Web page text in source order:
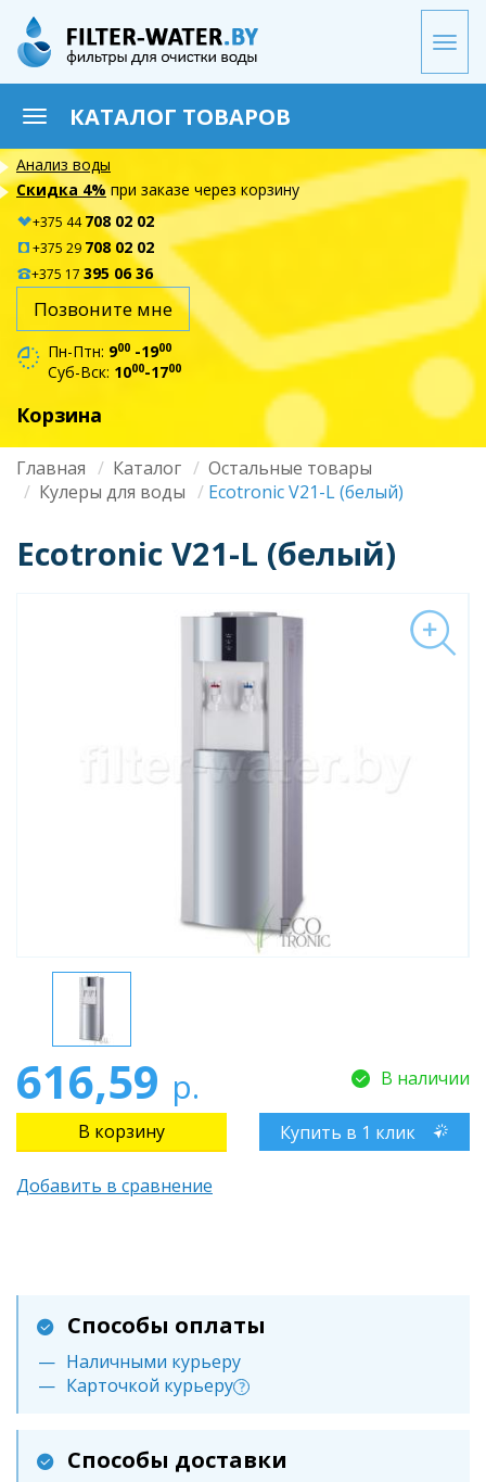
Перейти
основному
содержанию
ToggleКАТАЛОГ ТОВАРОВ
Анализ воды
Скидка 4%при заказе через корзину
+375 44708 02 02
+375 29 708 02 02
+375 17 395 06 36
Позвоните мне
Пн-Птн: 900 -1900
Суб-Вск: 1000-1700
Корзина
Строка
навигации
Главная Каталог
Остальные товары
Кулеры для воды
Ecotronic V21-L (белый)
Ecotronic V21-L (белый)
616,59 р. В наличии
Купить в 1 клик
Добавить в сравнение
Способы оплаты
Наличными курьеру
Карточкой курьеру ?
Способы доставки